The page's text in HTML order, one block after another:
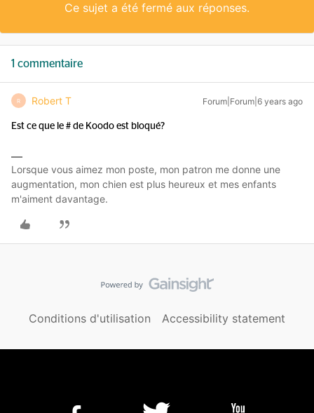
Ce sujet a été fermé aux réponses.
1 commentaire
R Robert T Forum|Forum|6 years ago
Est ce que le # de Koodo est bloqué?
Lorsque vous aimez mon poste, mon patron me donne une
augmentation, mon chien est plus heureux et mes enfants
m'aiment davantage.
Conditions d'utilisation Accessibility statement